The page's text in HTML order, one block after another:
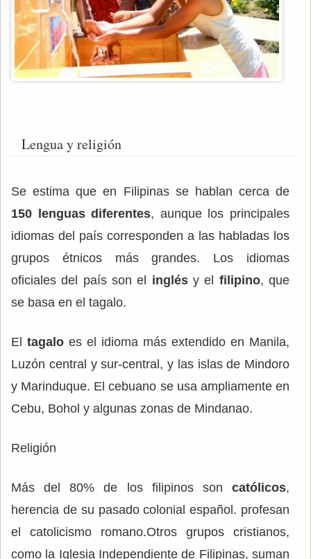
Lengua y religión
Se estima que en Filipinas se hablan cerca de
150 lenguas diferentes, aunque los principales
idiomas del país corresponden a las habladas los
grupos étnicos más grandes. Los idiomas
oficiales del país son el inglésy el filipino, que
se basa en el tagalo.
El tagalo es el idioma más extendido en Manila,
Luzón central y sur-central, y las islas de Mindoro
y Marinduque. El cebuano se usa ampliamente en
Cebu, Bohol y algunas zonas de Mindanao.
Religión
Más del 80% de los filipinos son católicos,
herencia de su pasado colonial español. profesan
el catolicismo romano.Otros grupos cristianos,
como la Iglesia Independiente de Filipinas, suman